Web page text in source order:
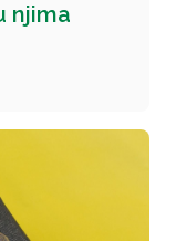
njima